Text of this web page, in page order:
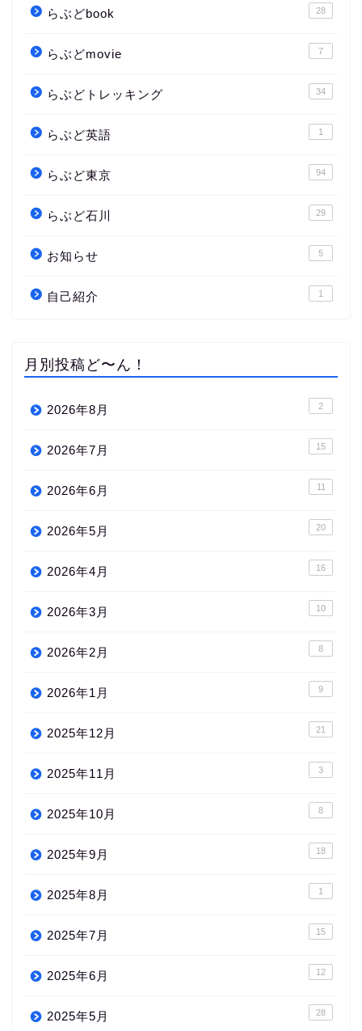
らぶどbook 28
らぶどmovie 7
らぶどトレッキング 34
らぶど英語 1
らぶど東京 94
らぶど石川 29
お知らせ 5
自己紹介 1
月別投稿ど〜ん！
2026年8月 2
2026年7月 15
2026年6月 11
2026年5月 20
2026年4月 16
2026年3月 10
2026年2月 8
2026年1月 9
2025年12月 21
2025年11月 3
2025年10月 8
2025年9月 18
2025年8月 1
2025年7月 15
2025年6月 12
2025年5月 28